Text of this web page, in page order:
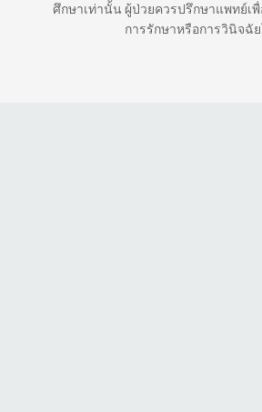
ศึกษาเท่านั้น ผู้ป่วยควรปรึกษาแพทย์เ
การรักษาหรือการวินิจฉั